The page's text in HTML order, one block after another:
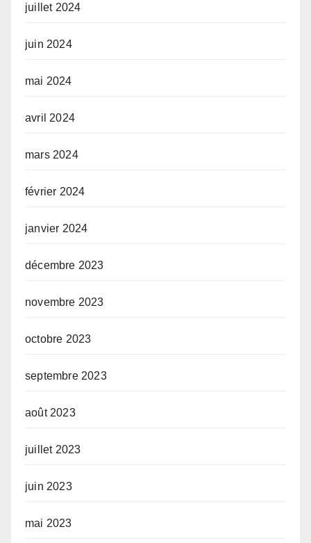
juillet 2024
juin 2024
mai 2024
avril 2024
mars 2024
février 2024
janvier 2024
décembre 2023
novembre 2023
octobre 2023
septembre 2023
août 2023
juillet 2023
juin 2023
mai 2023